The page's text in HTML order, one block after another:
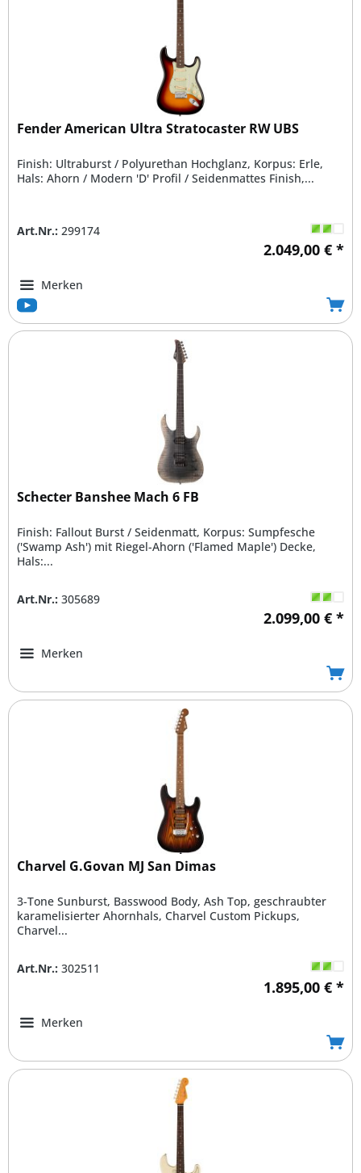
Fender American Ultra Stratocaster RW UBS
Finish: Ultraburst / Polyurethan Hochglanz, Korpus: Erle,
Hals: Ahorn / Modern 'D' Profil / Seidenmattes Finish,...
Art.Nr.: 299174
2.049,00 € *
Merken
Schecter Banshee Mach 6 FB
Finish: Fallout Burst / Seidenmatt, Korpus: Sumpfesche
('Swamp Ash') mit Riegel-Ahorn ('Flamed Maple') Decke,
Hals:...
Art.Nr.: 305689
2.099,00 € *
Merken
Charvel G.Govan MJ San Dimas
3-Tone Sunburst, Basswood Body, Ash Top, geschraubter
karamelisierter Ahornhals, Charvel Custom Pickups,
Charvel...
Art.Nr.: 302511
1.895,00 € *
Merken